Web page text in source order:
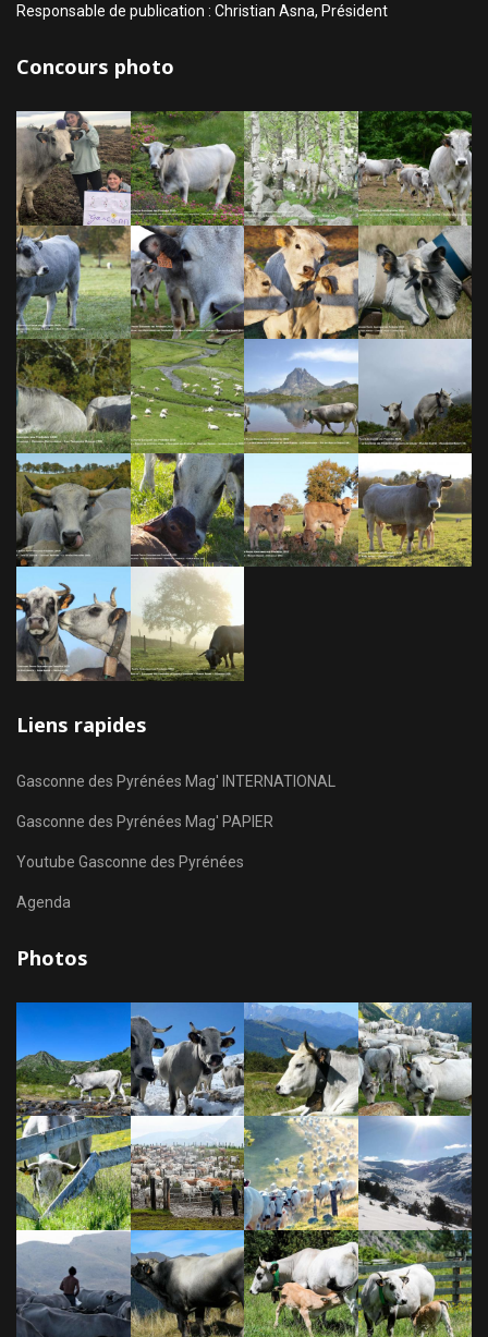
Responsable de publication : Christian Asna, Président
Concours photo
Liens rapides
Gasconne des Pyrénées Mag' INTERNATIONAL
Gasconne des Pyrénées Mag' PAPIER
Youtube Gasconne des Pyrénées
Agenda
Photos